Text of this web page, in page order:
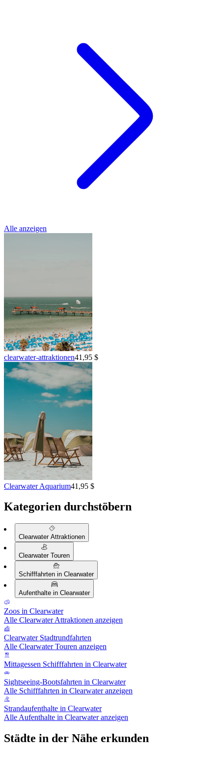
Alle anzeigen
clearwater-attraktionen41,95 $
Clearwater Aquarium41,95 $
Kategorien durchstöbern
Clearwater Attraktionen
Clearwater Touren
Schifffahrten in Clearwater
Aufenthalte in Clearwater
Zoos in Clearwater
Alle Clearwater Attraktionen anzeigen
Clearwater Stadtrundfahrten
Alle Clearwater Touren anzeigen
Mittagessen Schifffahrten in Clearwater
Sightseeing-Bootsfahrten in Clearwater
Alle Schifffahrten in Clearwater anzeigen
Strandaufenthalte in Clearwater
Alle Aufenthalte in Clearwater anzeigen
Städte in der Nähe erkunden